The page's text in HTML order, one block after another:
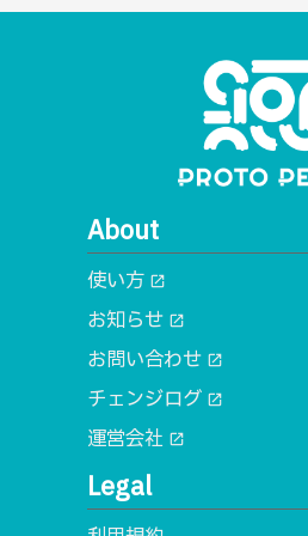
About
使い方 open_in_new
お知らせ open_in_new
お問い合わせ open_in_new
チェンジログ open_in_new
運営会社 open_in_new
Legal